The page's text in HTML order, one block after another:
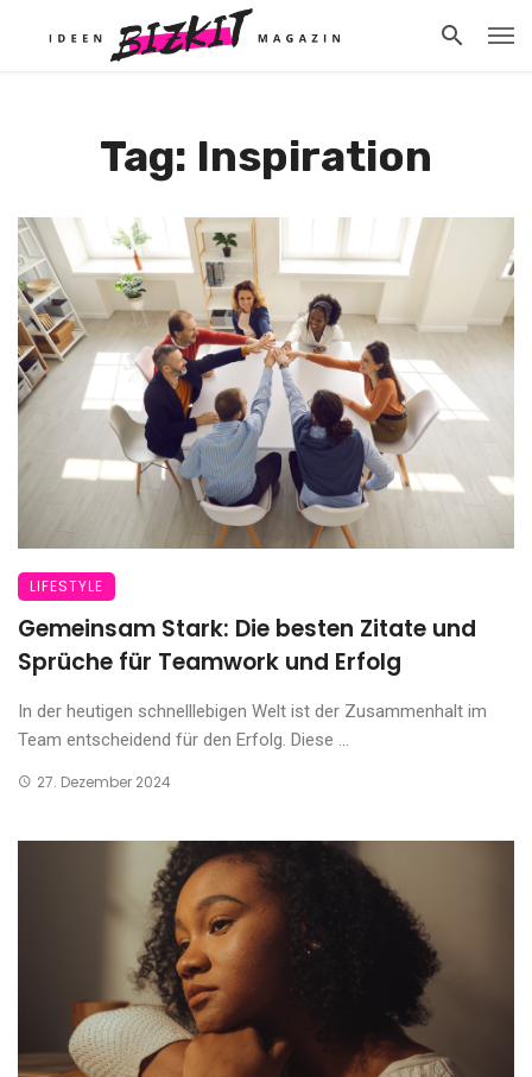
Tag: Inspiration
LIFESTYLE
Gemeinsam Stark: Die besten Zitate und
Sprüche für Teamwork und Erfolg
In der heutigen schnelllebigen Welt ist der Zusammenhalt im
Team entscheidend für den Erfolg. Diese ...
27. Dezember 2024